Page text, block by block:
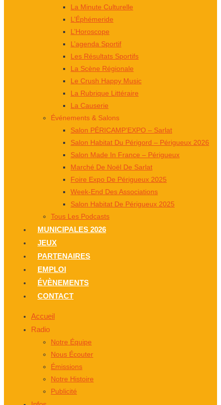
La Minute Culturelle
L’Éphémeride
L’Horoscope
L’agenda Sportif
Les Résultats Sportifs
La Scène Régionale
Le Crush Happy Music
La Rubrique Littéraire
La Causerie
Événements & Salons
Salon PÉRICAMP’EXPO – Sarlat
Salon Habitat Du Périgord – Périgueux 2026
Salon Made In France – Périgueux
Marché De Noël De Sarlat
Foire Expo De Périgueux 2025
Week-End Des Associations
Salon Habitat De Périgueux 2025
Tous Les Podcasts
MUNICIPALES 2026
JEUX
PARTENAIRES
EMPLOI
ÉVÈNEMENTS
CONTACT
Accueil
Radio
Notre Équipe
Nous Écouter
Émissions
Notre Histoire
Publicité